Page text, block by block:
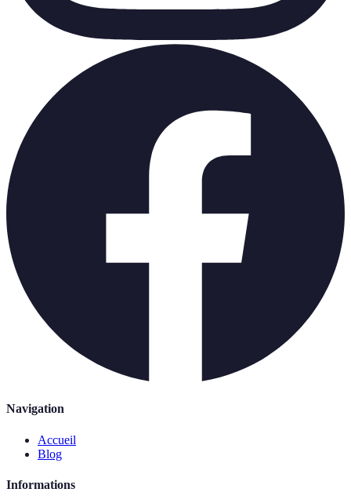
Navigation
Accueil
Blog
Informations